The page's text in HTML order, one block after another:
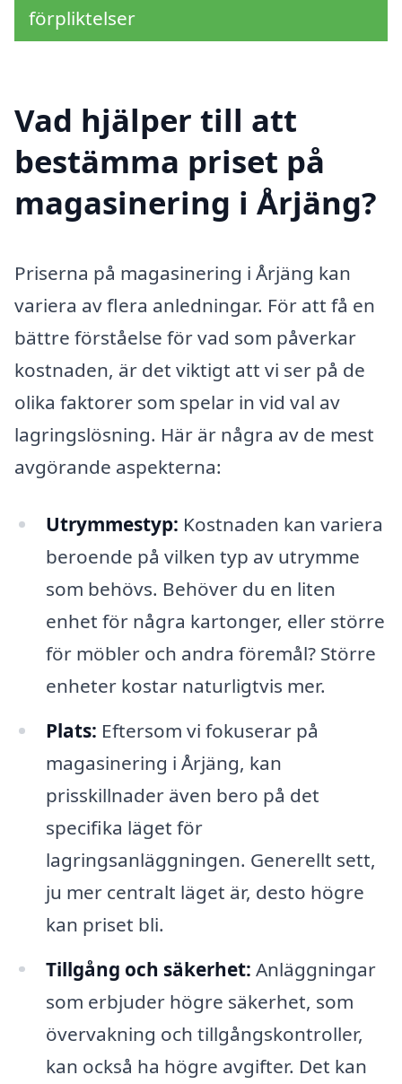
förpliktelser
Vad hjälper till att
bestämma priset på
magasinering i Årjäng?
Priserna på magasinering i Årjäng kan
variera av flera anledningar. För att få en
bättre förståelse för vad som påverkar
kostnaden, är det viktigt att vi ser på de
olika faktorer som spelar in vid val av
lagringslösning. Här är några av de mest
avgörande aspekterna:
Utrymmestyp: Kostnaden kan variera
beroende på vilken typ av utrymme
som behövs. Behöver du en liten
enhet för några kartonger, eller större
för möbler och andra föremål? Större
enheter kostar naturligtvis mer.
Plats: Eftersom vi fokuserar på
magasinering i Årjäng, kan
prisskillnader även bero på det
specifika läget för
lagringsanläggningen. Generellt sett,
ju mer centralt läget är, desto högre
kan priset bli.
Tillgång och säkerhet: Anläggningar
som erbjuder högre säkerhet, som
övervakning och tillgångskontroller,
kan också ha högre avgifter. Det kan